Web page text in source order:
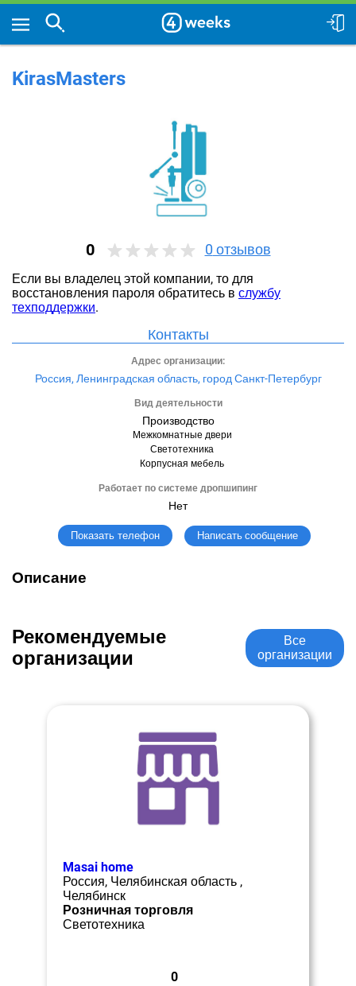
KirasMasters
0 0 отзывов
Если вы владелец этой компании, то для
восстановления пароля обратитесь в службу
техподдержки.
Контакты
Адрес организации:
Россия, Ленинградская область, город Санкт-Петербург
Вид деятельности
Производство
Межкомнатные двери
Светотехника
Корпусная мебель
Работает по системе дропшипинг
Нет
Показать телефон Написать сообщение
Описание
Рекомендуемые
организации
Все
организации
Masai home
Россия, Челябинская область ,
Челябинск
Розничная торговля
Светотехника
0